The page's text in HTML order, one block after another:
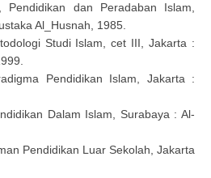
Pendidikan dan Peradaban Islam,
Al_Husnah, 1985.
Studi Islam, cet III, Jakarta :
Pendidikan Islam, Jakarta :
Dalam Islam, Surabaya : Al-
Pendidikan Luar Sekolah, Jakarta